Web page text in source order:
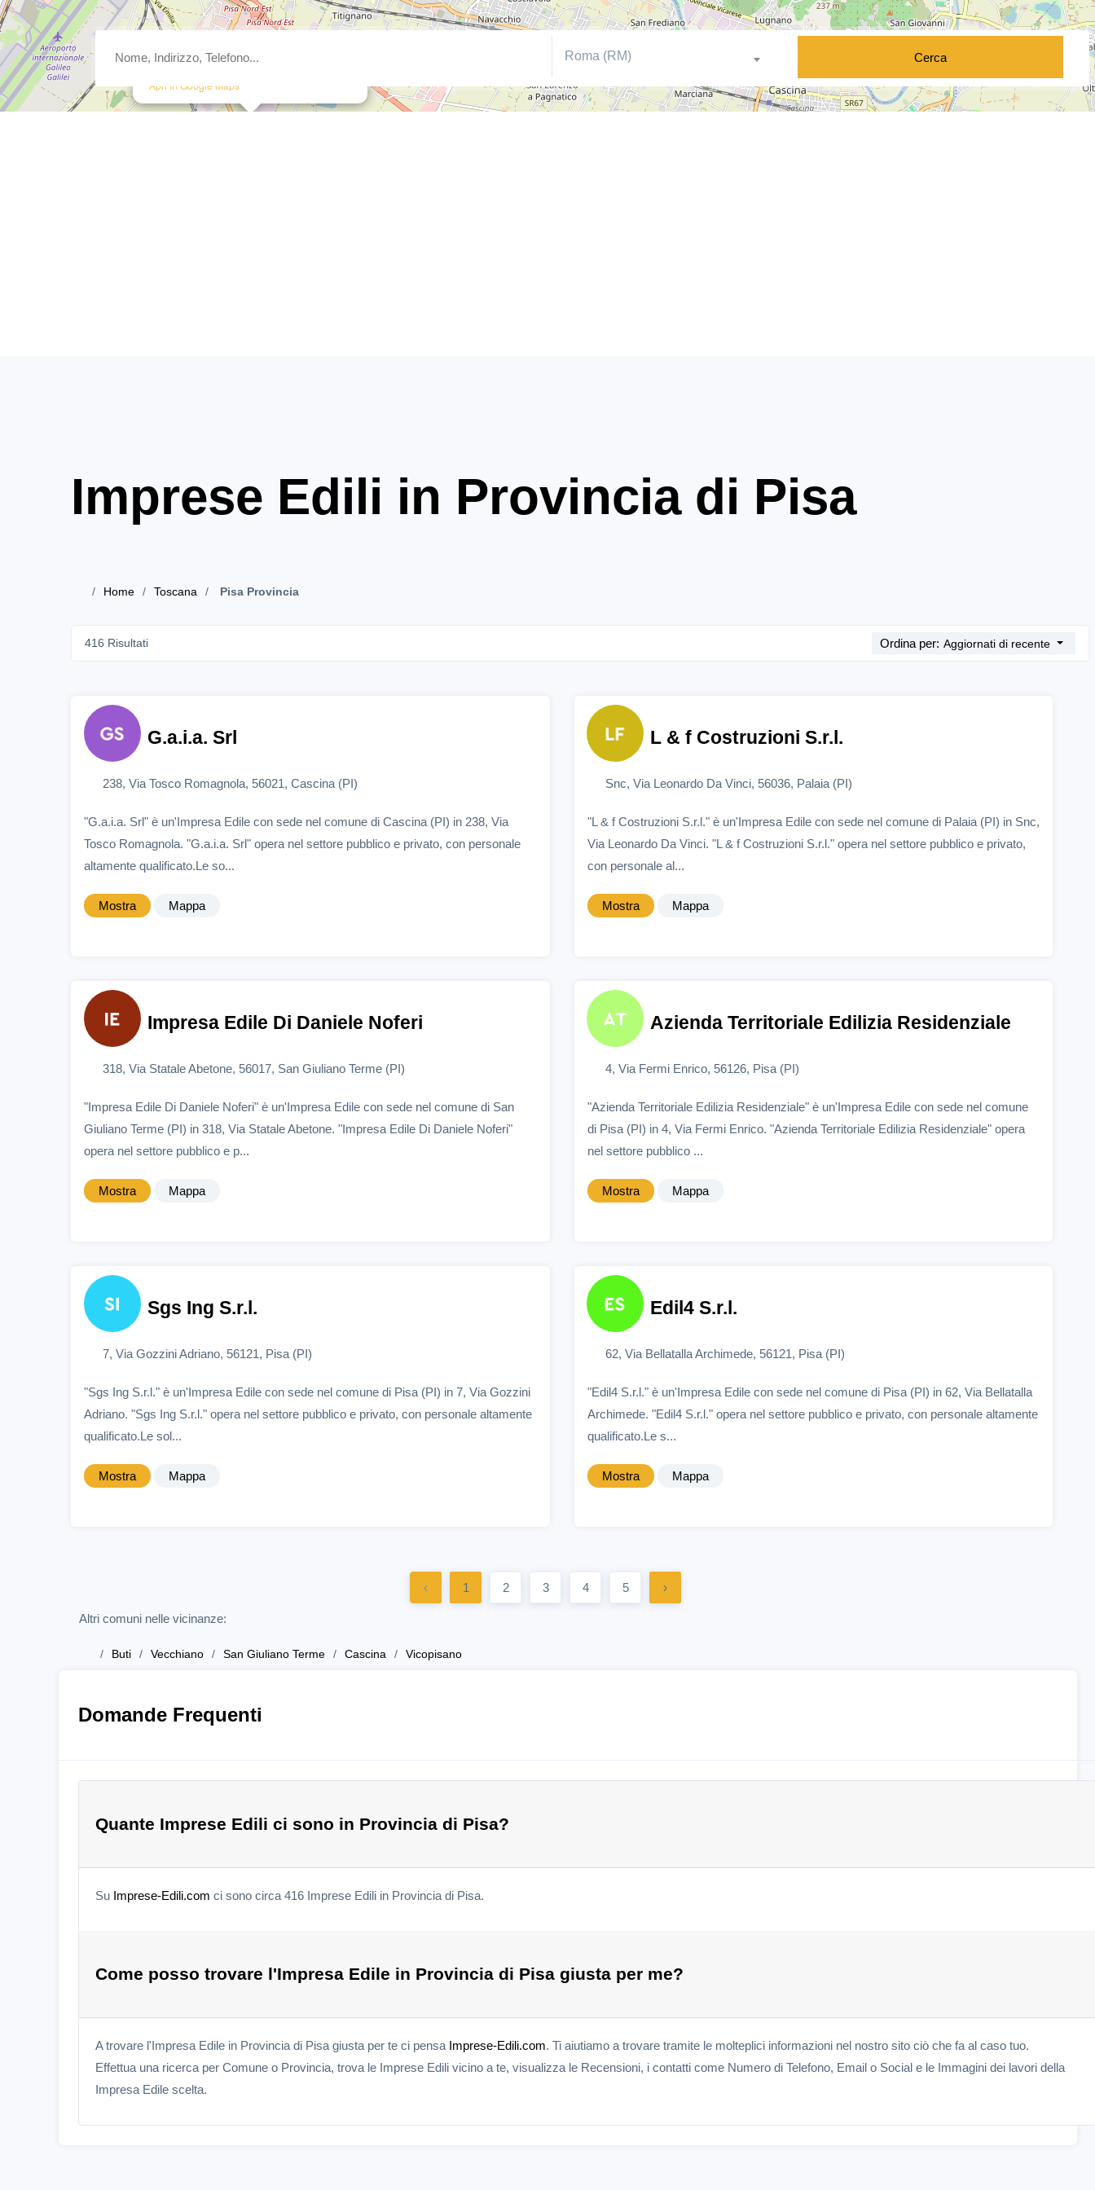
Edil4 S.r.l.
Apri in Google Maps
Roma (RM) Cerca
Imprese Edili in Provincia di Pisa
Home Toscana Pisa Provincia
416 Risultati Ordina per: Aggiornati di recente
G.a.i.a. Srl
238, Via Tosco Romagnola, 56021, Cascina (PI)
"G.a.i.a. Srl" è un'Impresa Edile con sede nel comune di Cascina (PI) in 238, Via
Tosco Romagnola. "G.a.i.a. Srl" opera nel settore pubblico e privato, con personale
altamente qualificato.Le so...
Mostra Mappa
L & f Costruzioni S.r.l.
Snc, Via Leonardo Da Vinci, 56036, Palaia (PI)
"L & f Costruzioni S.r.l." è un'Impresa Edile con sede nel comune di Palaia (PI) in Snc,
Via Leonardo Da Vinci. "L & f Costruzioni S.r.l." opera nel settore pubblico e privato,
con personale al...
Mostra Mappa
Impresa Edile Di Daniele Noferi
318, Via Statale Abetone, 56017, San Giuliano Terme (PI)
"Impresa Edile Di Daniele Noferi" è un'Impresa Edile con sede nel comune di San
Giuliano Terme (PI) in 318, Via Statale Abetone. "Impresa Edile Di Daniele Noferi"
opera nel settore pubblico e p...
Mostra Mappa
Azienda Territoriale Edilizia Residenziale
4, Via Fermi Enrico, 56126, Pisa (PI)
"Azienda Territoriale Edilizia Residenziale" è un'Impresa Edile con sede nel comune
di Pisa (PI) in 4, Via Fermi Enrico. "Azienda Territoriale Edilizia Residenziale" opera
nel settore pubblico ...
Mostra Mappa
Sgs Ing S.r.l.
7, Via Gozzini Adriano, 56121, Pisa (PI)
"Sgs Ing S.r.l." è un'Impresa Edile con sede nel comune di Pisa (PI) in 7, Via Gozzini
Adriano. "Sgs Ing S.r.l." opera nel settore pubblico e privato, con personale altamente
qualificato.Le sol...
Mostra Mappa
Edil4 S.r.l.
62, Via Bellatalla Archimede, 56121, Pisa (PI)
"Edil4 S.r.l." è un'Impresa Edile con sede nel comune di Pisa (PI) in 62, Via Bellatalla
Archimede. "Edil4 S.r.l." opera nel settore pubblico e privato, con personale altamente
qualificato.Le s...
Mostra Mappa
‹ 1 2 3 4 5 ›
Altri comuni nelle vicinanze:
Buti Vecchiano San Giuliano Terme Cascina Vicopisano
Domande Frequenti
Quante Imprese Edili ci sono in Provincia di Pisa?
Su Imprese-Edili.com ci sono circa 416 Imprese Edili in Provincia di Pisa.
Come posso trovare l'Impresa Edile in Provincia di Pisa giusta per me?
A trovare l'Impresa Edile in Provincia di Pisa giusta per te ci pensa Imprese-Edili.com. Ti aiutiamo a trovare tramite le molteplici informazioni nel nostro sito ciò che fa al caso tuo.
Effettua una ricerca per Comune o Provincia, trova le Imprese Edili vicino a te, visualizza le Recensioni, i contatti come Numero di Telefono, Email o Social e le Immagini dei lavori della
Impresa Edile scelta.